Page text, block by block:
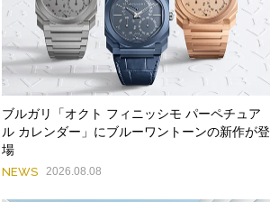
ブルガリ「オクト フィニッシモ パーペチュア
ル カレンダー」にブルーワントーンの新作が登
場
NEWS 2026.08.08